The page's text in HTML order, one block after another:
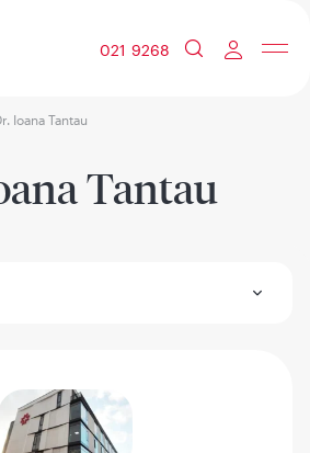
021 9268
Ioana Tantau
Tantau